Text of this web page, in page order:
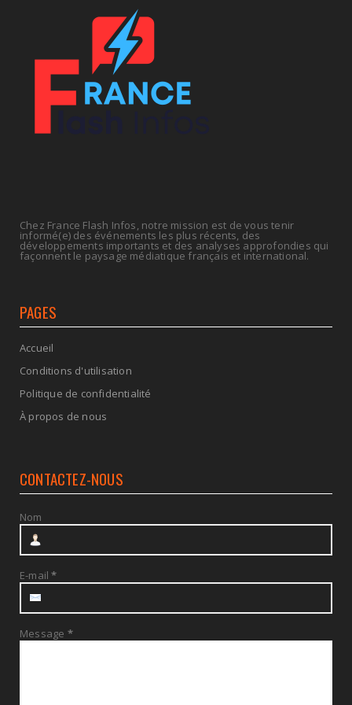
frein sur les ...
La rentrée sera-t-elle chaude dans la fonction
publique ? Le...
Chez France Flash Infos, notre mission est de vous tenir
informé(e) des événements les plus récents, des
développements importants et des analyses approfondies qui
façonnent le paysage médiatique français et international.
PAGES
Accueil
Conditions d'utilisation
Politique de confidentialité
À propos de nous
CONTACTEZ-NOUS
Nom
E-mail*
Message *